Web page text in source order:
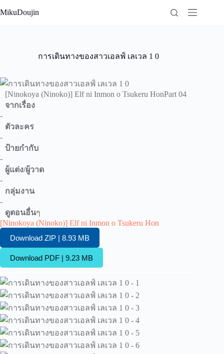
to
MikuDoujin
การเดินทางของสาวเอลฟ์ เลเวล 1 0
[Ninokoya (Ninoko)] Elf ni Inmon o Tsukeru HonPart 04
จากเรื่อง
-
ตัวละคร
-
ป้ายกำกับ
-
ผู้แต่ง/ผู้วาด
-
กลุ่มงาน
-
ดูตอนอื่นๆ
[Ninokoya (Ninoko)] Elf ni Inmon o Tsukeru Hon
Download ZIP | 8.93 MB
Download PDF | 9.23 MB